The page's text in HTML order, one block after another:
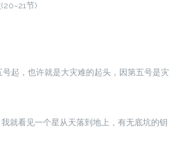
节)
号起，也许就是大灾难的起头，因第五号是灾
就看见一个星从天落到地上，有无底坑的钥